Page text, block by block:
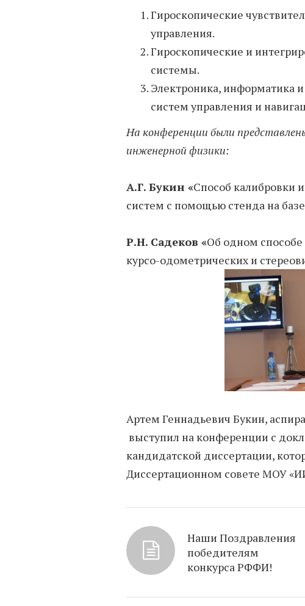
Гироскопические
управления.
Гироскопические и
системы.
Электроника, информатика
систем управления и
На конференции были
инженерной физики:
А.Г. Букин «Способ калибровки
систем с помощью стенда на
Р.Н. Садеков «Об одном
курсо-одометрических и
Артем Геннадьевич Букин,
выступил на конференции с
кандидатской диссертации,
Диссертационном совете МОУ
Наши Поздравления
победителям
конкурса РФФИ!